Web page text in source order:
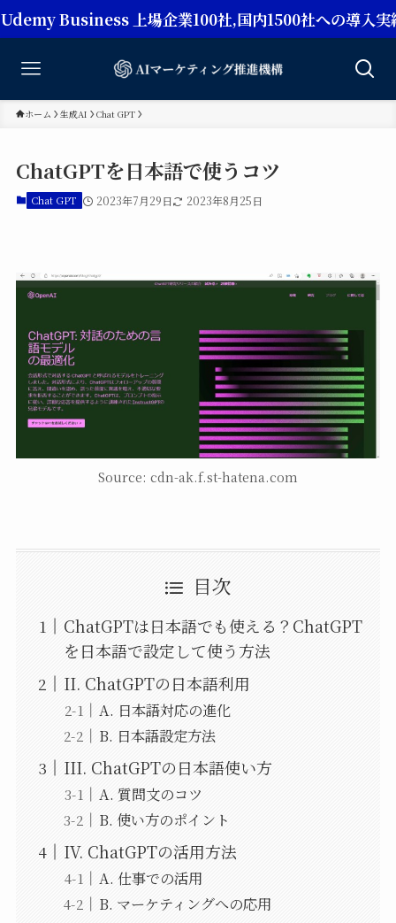
上場企業100社,国内1500社への導入実績【Chat
ホーム 生成AI Chat GPT
ChatGPTを日本語で使うコツ
Chat GPT 2023年7月29日 2023年8月25日
Source: cdn-ak.f.st-hatena.com
目次
ChatGPTは日本語でも使える？ChatGPT
を日本語で設定して使う方法
II. ChatGPTの日本語利用
A. 日本語対応の進化
B. 日本語設定方法
III. ChatGPTの日本語使い方
A. 質問文のコツ
B. 使い方のポイント
IV. ChatGPTの活用方法
A. 仕事での活用
B. マーケティングへの応用